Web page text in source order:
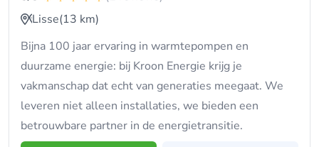
Lisse(13 km)
Bijna 100 jaar ervaring in warmtepompen en
duurzame energie: bij Kroon Energie krijg je
vakmanschap dat echt van generaties meegaat. We
leveren niet alleen installaties, we bieden een
betrouwbare partner in de energietransitie.